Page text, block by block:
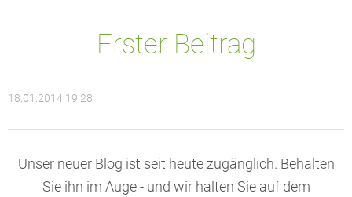
Erster Beitrag
18.01.2014 19:28
Unser neuer Blog ist seit heute zugänglich. Behalten
Sie ihn im Auge - und wir halten Sie auf dem